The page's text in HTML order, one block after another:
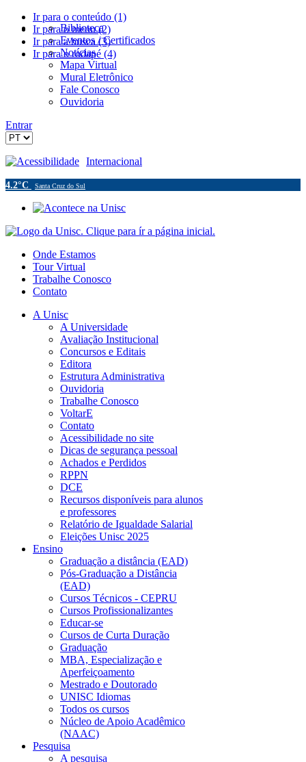
Ir para o conteúdo (1)
Ir para o menu (2)
Ir para a busca (3)
Ir para o rodapé (4)
Biblioteca
Eventos / Certificados
Notícias
Mapa Virtual
Mural Eletrônico
Fale Conosco
Ouvidoria
Entrar
Acessibilidade Internacional
4.2°C Santa Cruz do Sul
Onde Estamos
Tour Virtual
Trabalhe Conosco
Contato
A Unisc
A Universidade
Avaliação Institucional
Concursos e Editais
Editora
Estrutura Administrativa
Ouvidoria
Trabalhe Conosco
VoltarE
Contato
Acessibilidade no site
Dicas de segurança pessoal
Achados e Perdidos
RPPN
DCE
Recursos disponíveis para alunos
e professores
Relatório de Igualdade Salarial
Eleições Unisc 2025
Ensino
Graduação a distância (EAD)
Pós-Graduação a Distância
(EAD)
Cursos Técnicos - CEPRU
Cursos Profissionalizantes
Educar-se
Cursos de Curta Duração
Graduação
MBA, Especialização e
Aperfeiçoamento
Mestrado e Doutorado
UNISC Idiomas
Todos os cursos
Núcleo de Apoio Acadêmico
(NAAC)
Pesquisa
A pesquisa